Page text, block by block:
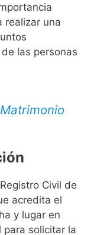
realizar una
las personas
Civil de
acredita el
y lugar en
para solicitar la